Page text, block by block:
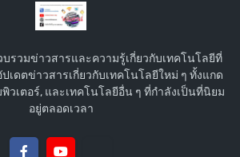
รวมข่าวสารและความรู้เกี่ยวกับเทคโนโลยีที่
เดตข่าวสารเกี่ยวกับเทคโนโลยีใหม่ ๆ ทั้งแกด
วเตอร์, และเทคโนโลยีอื่น ๆ ที่กำลังเป็นที่นิยม
อยู่ตลอดเวลา